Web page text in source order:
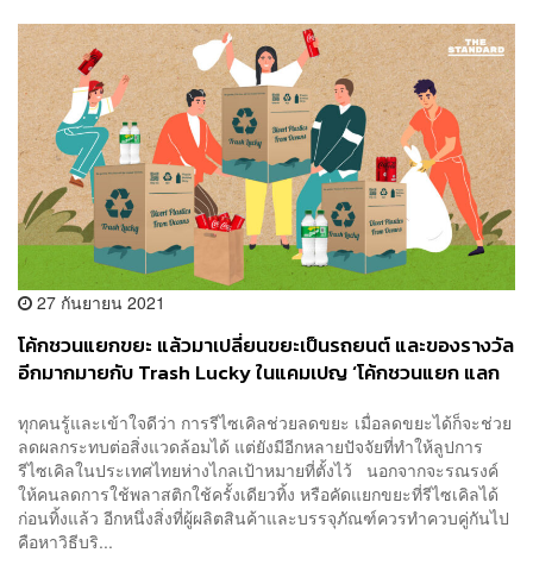
27 กันยายน 2021
โค้กชวนแยกขยะ แล้วมาเปลี่ยนขยะเป็นรถยนต์ และของรางวัล
อีกมากมายกับ Trash Lucky ในแคมเปญ ‘โค้กชวนแยก แลก
ทุกคนรู้และเข้าใจดีว่า การรีไซเคิลช่วยลดขยะ เมื่อลดขยะได้ก็จะช่วย
ลดผลกระทบต่อสิ่งแวดล้อมได้ แต่ยังมีอีกหลายปัจจัยที่ทำให้ลูปการ
รีไซเคิลในประเทศไทยห่างไกลเป้าหมายที่ตั้งไว้ นอกจากจะรณรงค์
ให้คนลดการใช้พลาสติกใช้ครั้งเดียวทิ้ง หรือคัดแยกขยะที่รีไซเคิลได้
ก่อนทิ้งแล้ว อีกหนึ่งสิ่งที่ผู้ผลิตสินค้าและบรรจุภัณฑ์ควรทำควบคู่กันไป
คือหาวิธีบริ...